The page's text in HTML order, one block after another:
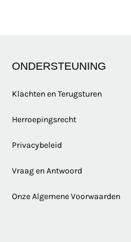
ONDERSTEUNING
Klachten en Terugsturen
Herroepingsrecht
Privacybeleid
Vraag en Antwoord
Onze Algemene Voorwaarden